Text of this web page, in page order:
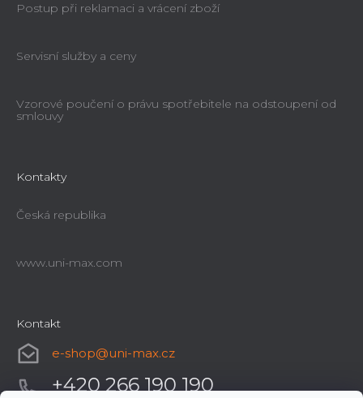
Postup při reklamaci a vrácení zboží
Servisní služby a ceny
Vzorové poučení o právu spotřebitele na odstoupení od
smlouvy
Kontakty
Česká republika
www.uni-max.com
Kontakt
e-shop@uni-max.cz
+420 266 190 190